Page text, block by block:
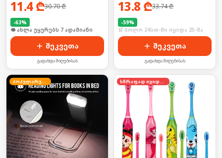
11.4₾30.70₾
-63%
🛒 ბოლო 24სთ-ში იყიდა 8-მა
შეკვეთა
გადახდა მიღებისას
13.8 ₾33.74₾
-59%
🛒 ბოლო 24სთ-ში იყიდა 25-მა
შეკვეთა
გადახდა მიღებისას